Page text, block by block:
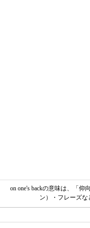
on one's backの意味は、「
ン）・フレーズな